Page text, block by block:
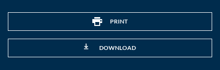
PRINT
DOWNLOAD